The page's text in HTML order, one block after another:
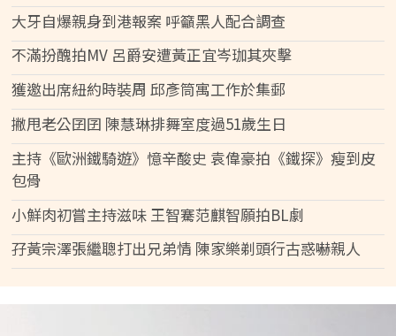
大牙自爆親身到港報案 呼籲黑人配合調查
不滿扮醜拍MV 呂爵安遭黃正宜岑珈其夾擊
獲邀出席紐約時裝周 邱彥筒寓工作於集郵
撇甩老公囝囝 陳慧琳排舞室度過51歲生日
主持《歐洲鐵騎遊》憶辛酸史 袁偉豪拍《鐵探》瘦到皮
包骨
小鮮肉初嘗主持滋味 王智騫范麒智願拍BL劇
孖黃宗澤張繼聰打出兄弟情 陳家樂剃頭行古惑嚇親人